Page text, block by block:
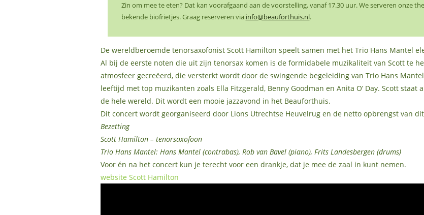
Zin om mee te eten? Dat kan voorafgaand aan de voorstelling, vanaf 17.30 uur. We serveren onze
bekende biofrietjes. Graag reserveren via info@beauforthuis.nl.
De wereldberoemde tenorsaxofonist Scott Hamilton speelt samen met het Trio Hans Mantel
Al bij de eerste noten die uit zijn tenorsax komen is de formidabele muzikaliteit van Scott te
atmosfeer gecreëerd, die versterkt wordt door de swingende begeleiding van Trio Hans
leeftijd met top muzikanten zoals Ella Fitzgerald, Benny Goodman en Anita O’ Day. Scott
de hele wereld. Dit wordt een mooie jazzavond in het Beauforthuis.
Dit concert wordt georganiseerd door Lions Utrechtse Heuvelrug en de netto opbrengst van
Bezetting
Scott Hamilton – tenorsaxofoon
Trio Hans Mantel: Hans Mantel (contrabas), Rob van Bavel (piano), Frits Landesbergen (drums)
Voor én na het concert kun je terecht voor een drankje, dat je mee de zaal in kunt nemen.
website Scott Hamilton